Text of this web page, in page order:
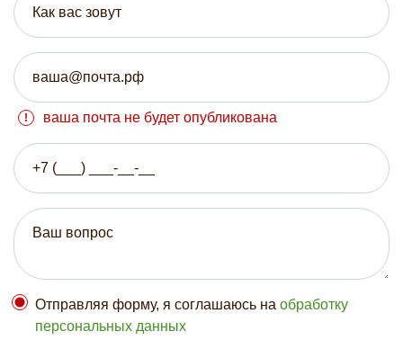
ваша почта не будет опубликована
Отправляя форму, я соглашаюсь на обработку
персональных данных